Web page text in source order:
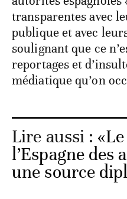
transparentes avec
publique et avec
soulignant que ce
reportages et
médiatique qu’on
Lire aussi :
l’Espagne des
une source